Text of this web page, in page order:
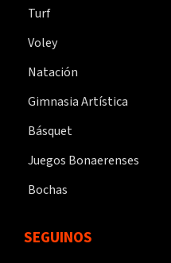
Turf
Voley
Natación
Gimnasia Artística
Básquet
Juegos Bonaerenses
Bochas
SEGUINOS